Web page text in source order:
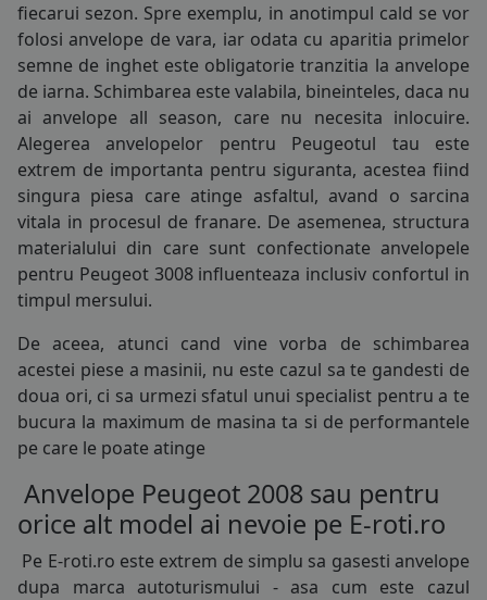
fiecarui sezon. Spre exemplu, in anotimpul cald se vor
folosi anvelope de vara, iar odata cu aparitia primelor
semne de inghet este obligatorie tranzitia la anvelope
de iarna. Schimbarea este valabila, bineinteles, daca nu
ai anvelope all season, care nu necesita inlocuire.
Alegerea anvelopelor pentru Peugeotul tau este
extrem de importanta pentru siguranta, acestea fiind
singura piesa care atinge asfaltul, avand o sarcina
vitala in procesul de franare. De asemenea, structura
materialului din care sunt confectionate anvelopele
pentru Peugeot 3008 influenteaza inclusiv confortul in
timpul mersului.
De aceea, atunci cand vine vorba de schimbarea
acestei piese a masinii, nu este cazul sa te gandesti de
doua ori, ci sa urmezi sfatul unui specialist pentru a te
bucura la maximum de masina ta si de performantele
pe care le poate atinge
Anvelope Peugeot 2008 sau pentru
orice alt model ai nevoie pe E-roti.ro
Pe E-roti.ro este extrem de simplu sa gasesti anvelope
dupa marca autoturismului - asa cum este cazul
165/70R14
175/60R14
175/65R14
175/70R14
185/55R14
185/60R14
185/65R14
185/70R14
195/70R14
125/80R15
145/65R15
165/60R15
175/55R15